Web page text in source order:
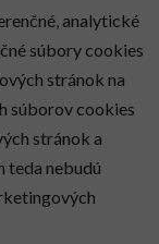
analytické
súbory cookies
stránok na
súborov cookies
stránok a
teda nebudú